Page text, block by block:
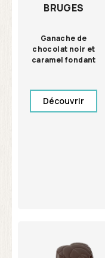
BRUGES
Ganache de
chocolat noir et
caramel fondant
Découvrir